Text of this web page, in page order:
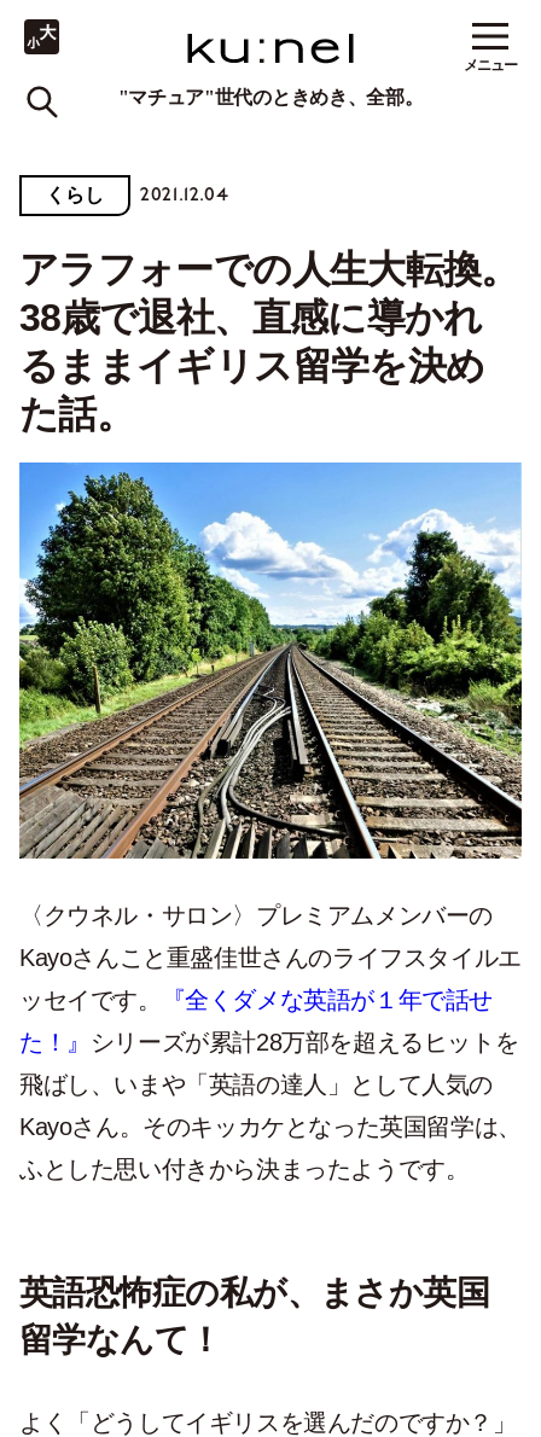
"マチュア"世代のときめき、全部。
メニュー
くらし 2021.12.04
アラフォーでの人生大転換。
38歳で退社、直感に導かれ
るままイギリス留学を決め
た話。
〈クウネル・サロン〉プレミアムメンバーの
Kayoさんこと重盛佳世さんのライフスタイルエ
ッセイです。
『全くダメな英語が１年で話せ
た！』 シリーズが累計28万部を超えるヒットを
飛ばし、いまや「英語の達人」として人気の
Kayoさん。そのキッカケとなった英国留学は、
ふとした思い付きから決まったようです。
英語恐怖症の私が、まさか英国
留学なんて！
よく「どうしてイギリスを選んだのですか？」